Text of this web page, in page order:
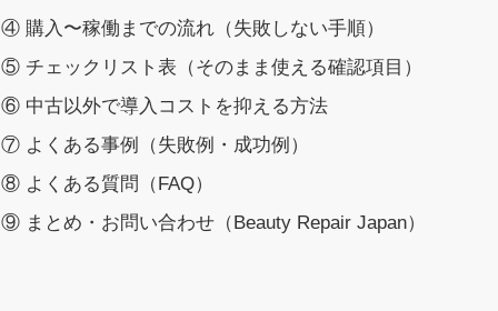
④ 購入〜稼働までの流れ（失敗しない手順）
⑤ チェックリスト表（そのまま使える確認項目）
⑥ 中古以外で導入コストを抑える方法
⑦ よくある事例（失敗例・成功例）
⑧ よくある質問（FAQ）
⑨ まとめ・お問い合わせ（Beauty Repair Japan）